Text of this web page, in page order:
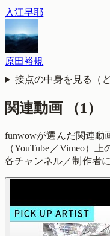
入江早耶
原田裕規
接点の中身を見る（
関連動画 （1）
funwowが選んだ関連動
（YouTube／Vimeo）
各チャンネル／制作者